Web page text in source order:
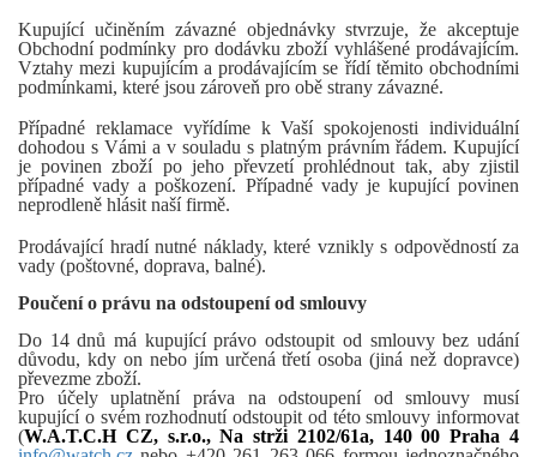
Kupující učiněním závazné objednávky stvrzuje, že akceptuje
Obchodní podmínky pro dodávku zboží vyhlášené prodávajícím.
Vztahy mezi kupujícím a prodávajícím se řídí těmito obchodními
podmínkami, které jsou zároveň pro obě strany závazné.
Případné reklamace vyřídíme k Vaší spokojenosti individuální
dohodou s Vámi a v souladu s platným právním řádem. Kupující
je povinen zboží po jeho převzetí prohlédnout tak, aby zjistil
případné vady a poškození. Případné vady je kupující povinen
neprodleně hlásit naší firmě.
Prodávající hradí nutné náklady, které vznikly s odpovědností za
vady (poštovné, doprava, balné).
Poučení o právu na odstoupení od smlouvy
Do 14 dnů má kupující právo odstoupit od smlouvy bez udání
důvodu, kdy on nebo jím určená třetí osoba (jiná než dopravce)
převezme zboží.
Pro účely uplatnění práva na odstoupení od smlouvy musí
kupující o svém rozhodnutí odstoupit od této smlouvy informovat
(W.A.T.C.H CZ, s.r.o., Na strži 2102/61a, 140 00 Praha 4